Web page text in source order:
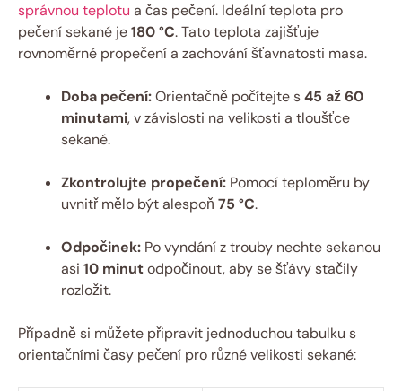
správnou teplotu a čas pečení. Ideální teplota pro
pečení sekané je180 °C. Tato teplota zajišťuje
rovnoměrné propečení a zachování šťavnatosti masa.
Doba pečení:Orientačně počítejte s45 až 60
minutami, v závislosti na velikosti a tloušťce
sekané.
Zkontrolujte propečení: Pomocí teploměru by
uvnitř mělo být alespoň 75 °C.
Odpočinek: Po vyndání z trouby nechte sekanou
asi 10 minutodpočinout, aby se šťávy stačily
rozložit.
Případně si můžete připravit jednoduchou tabulku s
orientačními časy pečení pro různé velikosti sekané: